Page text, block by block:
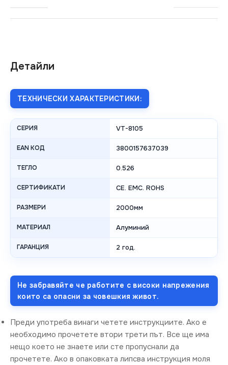
Детайли
ТЕХНИЧЕСКИ ХАРАКТЕРИСТИКИ:
СЕРИЯ VT-8105
EAN КОД 3800157637039
ТЕГЛО 0.526
СЕРТИФИКАТИ CE. EMC. ROHS
РАЗМЕРИ 2000мм
МАТЕРИАЛ Алуминий
ГАРАНЦИЯ 2 год.
Не забравяйте че работите с високи напрежения
които са опасни за човешкия живот.
Преди употреба винаги четете инструкциите. Ако е
необходимо прочетете втори трети път. Все ще има
нещо което не знаете или сте пропуснали да
прочетете. Ако в опаковката липсва инструкция моля